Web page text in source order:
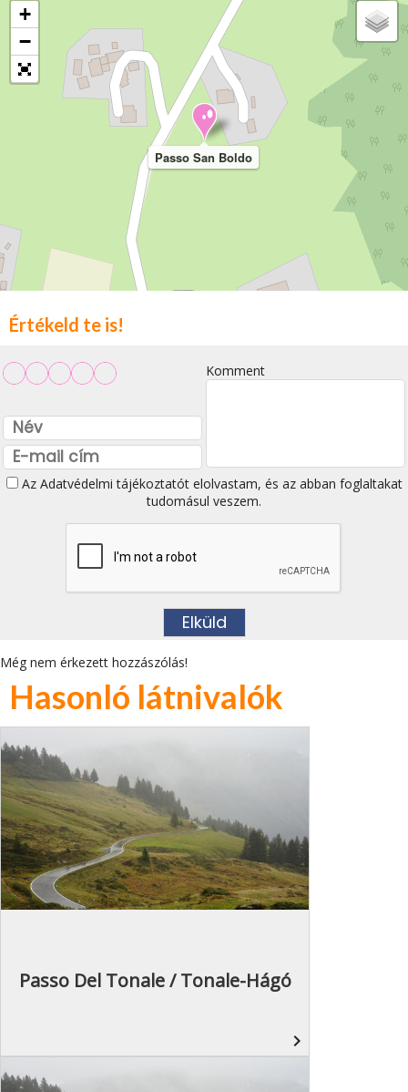
Passo San Boldo
+
−
Értékeld te is!
Komment
Az Adatvédelmi tájékoztatótelolvastam, és az abban foglaltakat
tudomásul veszem.
Még nem érkezett hozzászólás!
Hasonló látnivalók
Passo Del Tonale / Tonale-Hágó
navigate_next